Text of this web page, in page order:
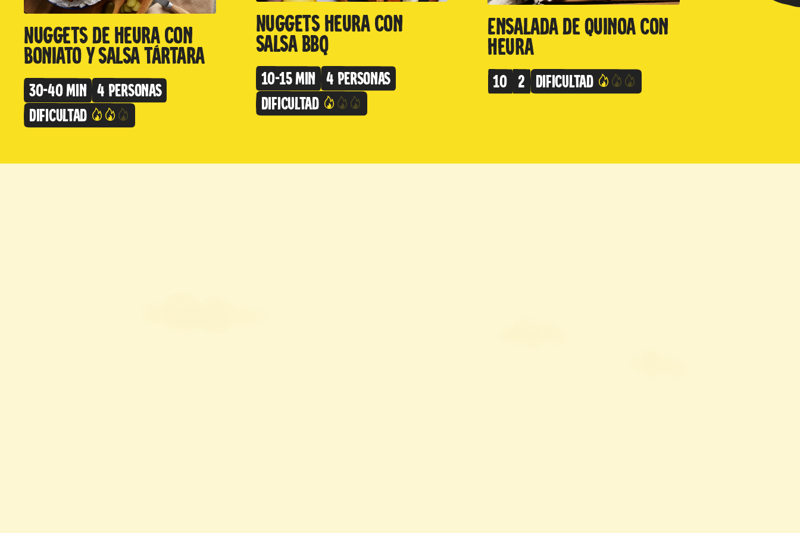
Nuggets de Heura con
boniato y salsa tártara
30-40 min
4 personas
Dificultad
Nuggets Heura con
salsa BBQ
10-15 min
4 personas
Dificultad
Ensalada de quinoa con
Heura
10 2 Dificultad